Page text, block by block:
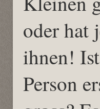
oder hat
ihnen!
Person